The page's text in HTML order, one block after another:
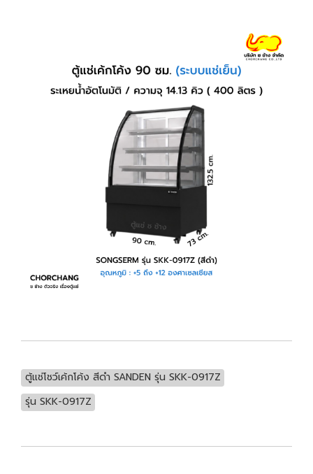
ตู้แช่โชว์เค้กโค้ง สีดำ SANDEN รุ่น SKK-0917Z
รุ่น SKK-0917Z